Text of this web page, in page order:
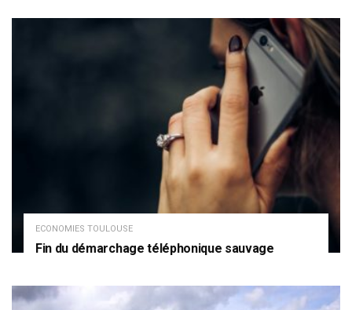
ECONOMIES TOULOUSE
Fin du démarchage téléphonique sauvage